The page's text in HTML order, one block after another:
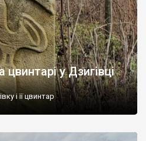
цвинтарі у Дзигівці
і її цвинтар